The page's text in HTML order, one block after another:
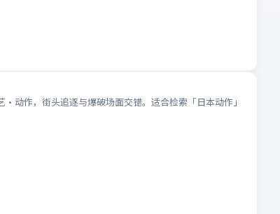
动作，街头追逐与爆破场面交错。适合检索「日本动作」